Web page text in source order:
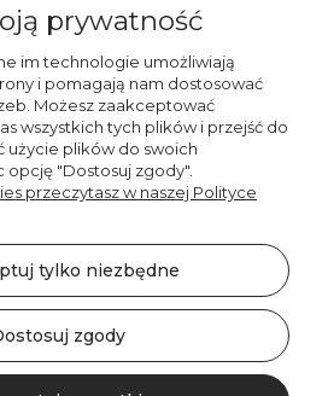
887 750 445
536 346 177
Zastrzeżone | DECORDRUK
prywatność
im technologie umożliwiają
i pomagają nam dostosować
Możesz zaakceptować
wszystkich tych plików i przejść do
użycie plików do swoich
"Dostosuj zgody".
przeczytasz w naszej Polityce
tylko niezbędne
zgody